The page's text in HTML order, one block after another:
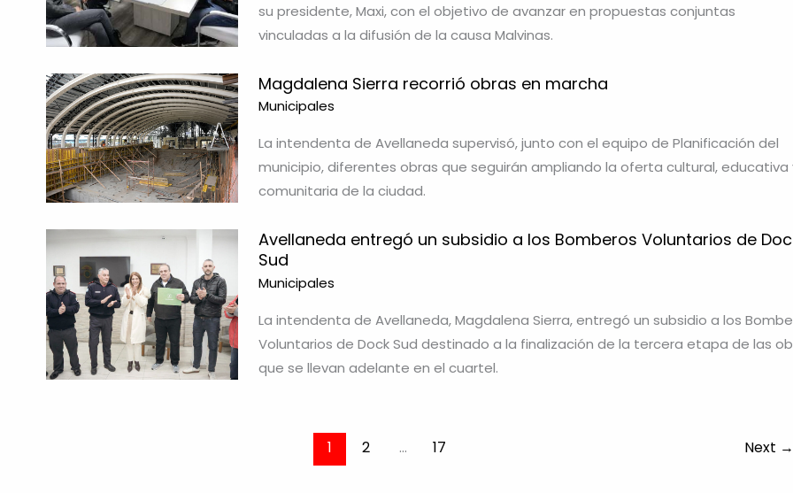
su presidente, Maxi, con el objetivo de avanzar en propuestas conjuntas
vinculadas a la difusión de la causa Malvinas.
Magdalena Sierra recorrió obras en marcha
Municipales
La intendenta de Avellaneda supervisó, junto con el equipo de Planificación del
municipio, diferentes obras que seguirán ampliando la oferta cultural, educativa
comunitaria de la ciudad.
Avellaneda entregó un subsidio a los Bomberos Voluntarios de
Sud
Municipales
La intendenta de Avellaneda, Magdalena Sierra, entregó un subsidio a los
Voluntarios de Dock Sud destinado a la finalización de la tercera etapa de las
que se llevan adelante en el cuartel.
1 2 … 17 Next